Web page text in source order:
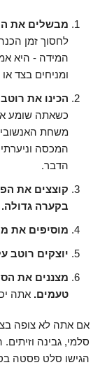
מבשלים את
לחסוך זמן
המידה - היא
ומניחים בצד
הכינו את
כשאתה שומע
משחת
המכסה
הדבר.
קוצצים את
בקערה גדולה.
מוסיפים את
יוצקים רוטב
מצננים את
טעמים. אתה
אם אתה לא צופה
סלמי, גבינה
הגישו סלט פסטה